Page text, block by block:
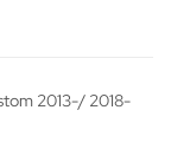
2013-/ 2018-